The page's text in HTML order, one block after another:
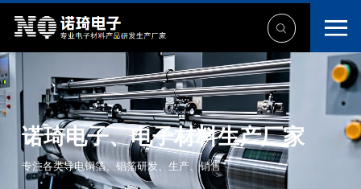
诺琦电子、电子材料生产厂家
专注各类导电铜箔、铝箔研发、生产、销售